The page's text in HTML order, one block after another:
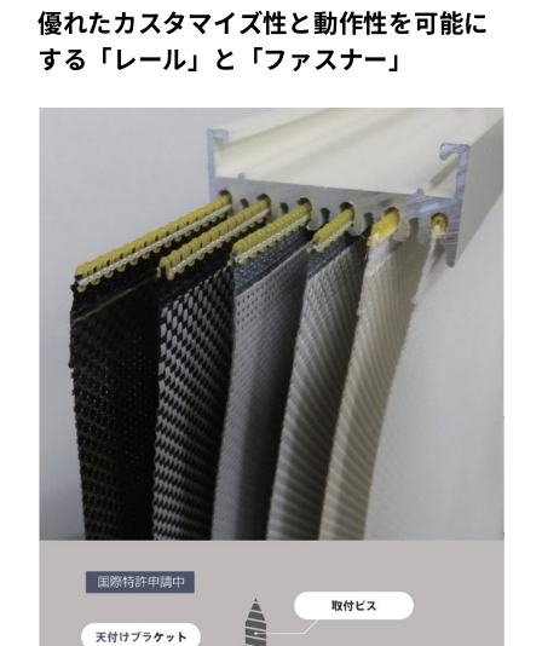
優れたカスタマイズ性と動作性を可能に
する「レール」と「ファスナー」